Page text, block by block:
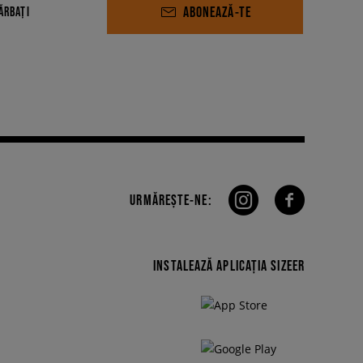
ABONEAZĂ-TE
URMĂREȘTE-NE:
INSTALEAZĂ APLICAȚIA SIZEER